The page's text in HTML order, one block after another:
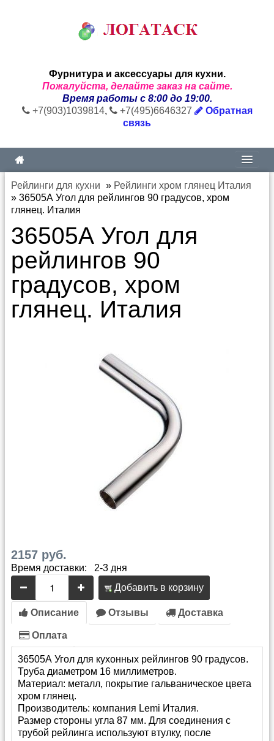
Фурнитура и аксессуары для кухни.
Пожалуйста, делайте заказ на сайте.
Время работы с 8:00 до 19:00.
+7(903)1039814, +7(495)6646327
Обратная
связь
Рейлинги для кухни » Рейлинги хром глянец Италия
» 36505А Угол для рейлингов 90 градусов, хром
глянец. Италия
36505А Угол для
рейлингов 90
градусов, хром
глянец. Италия
2157 руб.
Время доставки: 2-3 дня
Добавить в корзину
Описание Отзывы Доставка
Оплата
36505А Угол для кухонных рейлингов 90 градусов.
Труба диаметром 16 миллиметров.
Материал: металл, покрытие гальваническое цвета
хром глянец.
Производитель: компания Lemi Италия.
Размер стороны угла 87 мм. Для соединения с
трубой рейлинга используют втулку, после